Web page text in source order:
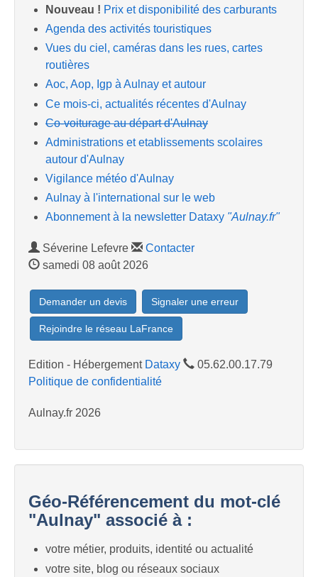
Nouveau ! Prix et disponibilité des carburants
Agenda des activités touristiques
Vues du ciel, caméras dans les rues, cartes
routières
Aoc, Aop, Igp à Aulnay et autour
Ce mois-ci, actualités récentes d'Aulnay
Co-voiturage au départ d'Aulnay
Administrations et etablissements scolaires
autour d'Aulnay
Vigilance météo d'Aulnay
Aulnay à l'international sur le web
Abonnement à la newsletter Dataxy "Aulnay.fr"
Séverine Lefevre
Contacter
samedi 08 août 2026
Demander un devis Signaler une erreur
Rejoindre le réseau LaFrance
Edition - Hébergement Dataxy
05.62.00.17.79
Politique de confidentialité
Aulnay.fr 2026
Géo-Référencement du mot-clé
"Aulnay" associé à :
votre métier, produits, identité ou actualité
votre site, blog ou réseaux sociaux